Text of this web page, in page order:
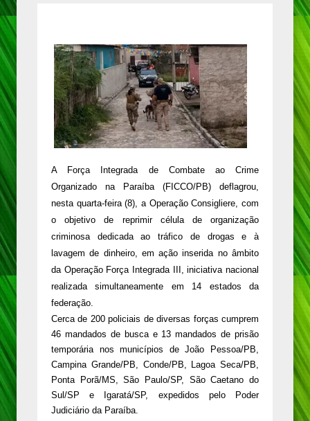
A Força Integrada de Combate ao Crime
Organizado na Paraíba (FICCO/PB) deflagrou,
nesta quarta-feira (8), a Operação Consigliere, com
o objetivo de reprimir célula de organização
criminosa dedicada ao tráfico de drogas e à
lavagem de dinheiro, em ação inserida no âmbito
da Operação Força Integrada III, iniciativa nacional
realizada simultaneamente em 14 estados da
federação.
Cerca de 200 policiais de diversas forças cumprem
46 mandados de busca e 13 mandados de prisão
temporária nos municípios de João Pessoa/PB,
Campina Grande/PB, Conde/PB, Lagoa Seca/PB,
Ponta Porã/MS, São Paulo/SP, São Caetano do
Sul/SP e Igaratá/SP, expedidos pelo Poder
Judiciário da Paraíba.